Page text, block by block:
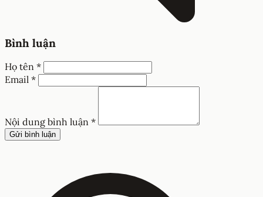
Bình luận
Họ tên *
Email *
Nội dung bình luận *
Gửi bình luận